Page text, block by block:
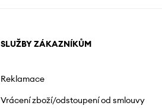
SLUŽBY ZÁKAZNÍKŮM
Reklamace
Vrácení zboží/odstoupení od smlouvy